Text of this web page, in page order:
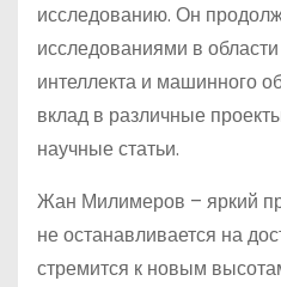
исследованию. Он
исследованиями в области
интеллекта и машинного
вклад в различные
научные статьи.
Жан Милимеров – яркий
не останавливается на
стремится к новым